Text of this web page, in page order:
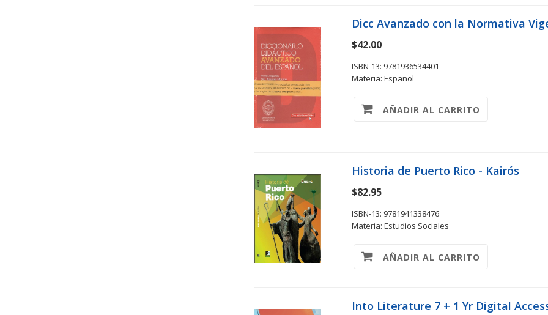
Dicc Avanzado con la Normativa
$42.00
ISBN-13: 9781936534401
Materia: Español
AÑADIR AL CARRITO
Historia de Puerto Rico - Kairós
$82.95
ISBN-13: 9781941338476
Materia: Estudios Sociales
AÑADIR AL CARRITO
Into Literature 7 + 1 Yr Digital